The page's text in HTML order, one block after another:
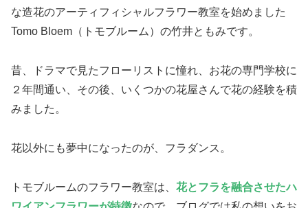
な造花のアーティフィシャルフラワー教室を始めました
Tomo Bloem（トモブルーム）の竹井ともみです。
昔、ドラマで見たフローリストに憧れ、お花の専門学校に
２年間通い、その後、いくつかの花屋さんで花の経験を積
みました。
花以外にも夢中になったのが、フラダンス。
トモブルームのフラワー教室は、 花とフラを融合させたハ